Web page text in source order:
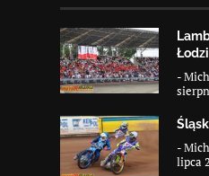
Łodzi
-
-
lipca